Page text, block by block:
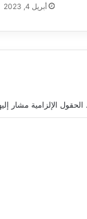
أبريل 4, 2023
الحقول الإلزامية مشار